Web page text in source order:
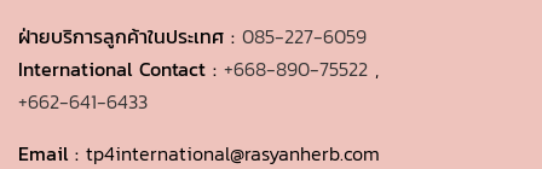
ฝ่ายบริการลูกค้าในประเทศ : 085-227-6059
International Contact : +668-890-75522 ,
+662-641-6433
Email : tp4international@rasyanherb.com